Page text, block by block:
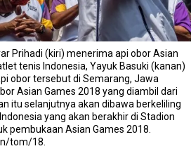
Prihadi (kiri) menerima api obor Asian
tenis Indonesia, Yayuk Basuki (kanan)
obor tersebut di Semarang, Jawa
Asian Games 2018 yang diambil dari
itu selanjutnya akan dibawa berkeliling
yang akan berakhir di Stadion
pembukaan Asian Games 2018.
tom/18.